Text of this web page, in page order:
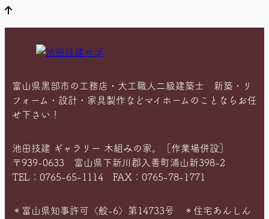
富山県黒部市の工務店・大工職人二級建築士 新築・リ
フォーム・設計・家具製作などマイホームのことならお任
せ下さい！
池田技建 ギャラリー 木組みの家。［作業場併設］
〒939-0633 富山県下新川郡入善町浦山新398-2
TEL：0765-65-1114 FAX：0765-78-1771
＊富山県知事許可〈般-6〉第14733号 ＊住宅あんしん